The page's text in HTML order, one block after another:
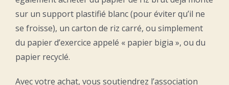
sur un support plastifié blanc (pour éviter qu’il ne
se froisse), un carton de riz carré, ou simplement
du papier d’exercice appelé « papier bigia », ou du
papier recyclé.
Avec votre achat, vous soutiendrez l’association